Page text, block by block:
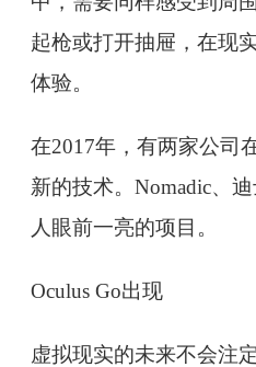
起枪或打开抽屉，在现
体验。
在2017年，有两家公司
新的技术。Nomadic、
人眼前一亮的项目。
Oculus Go出现
虚拟现实的未来不会注